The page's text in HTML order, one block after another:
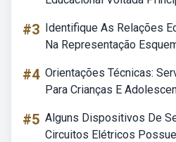
#3 Identifique As Relações
Na Representação
#4 Orientações Técnicas:
Para Crianças E
#5 Alguns Dispositivos De
Circuitos Elétricos